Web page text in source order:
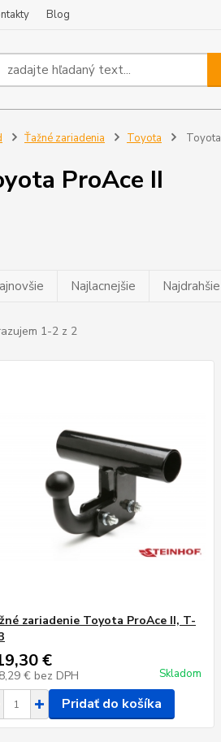
Blog
Ťažné zariadenia Toyota
ProAce II
Najlacnejšie Najdrahšie
1-2 z 2
zariadenie Toyota ProAce II, T-
€
€ bez DPH Skladom
Pridať do košíka